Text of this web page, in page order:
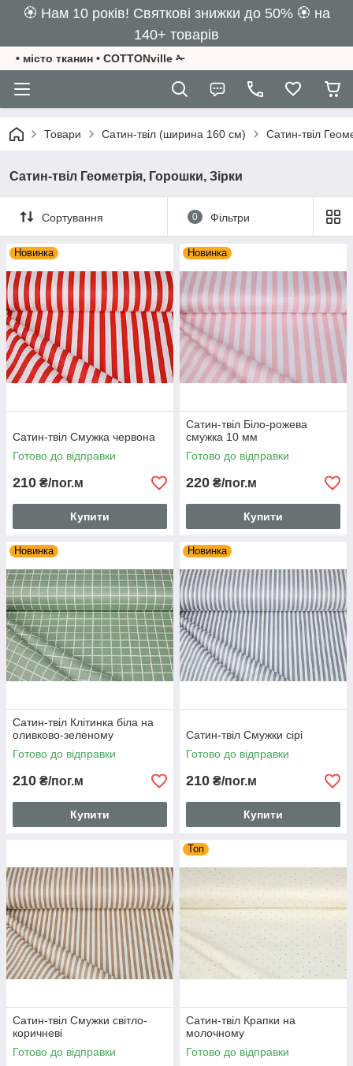
🏵️ Нам 10 років! Святкові знижки до 50% 🏵️ на
140+ товарів
• місто тканин • COTTONville ✁
Товари Сатин-твіл (ширина 160 см) Сатин-твіл
Сатин-твіл Геометрія, Горошки, Зірки
Сортування 0 Фільтри
Новинка
Сатин-твіл Смужка червона
Готово до відправки
210 ₴/пог.м
Купити
Новинка
Сатин-твіл Біло-рожева
смужка 10 мм
Готово до відправки
220 ₴/пог.м
Купити
Новинка
Сатин-твіл Клітинка біла на
оливково-зеленому
Готово до відправки
210 ₴/пог.м
Купити
Новинка
Сатин-твіл Смужки сірі
Готово до відправки
210 ₴/пог.м
Купити
Сатин-твіл Смужки світло-
коричневі
Готово до відправки
Топ
Сатин-твіл Крапки на
молочному
Готово до відправки